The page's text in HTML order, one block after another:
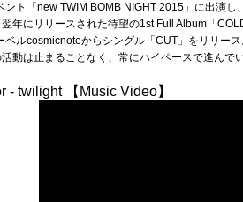
ント「new TWIM BOMB NIGHT 2015」に出演
年にリリースされた待望の1st Full Album「
ベルcosmicnoteからシングル「CUT」をリリー
動は止まることなく、常にハイペースで進んでい
- twilight 【Music Video】